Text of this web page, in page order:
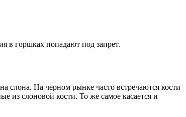
в горшках попадают под запрет.
слона. На черном рынке часто встречаются кости
из слоновой кости. То же самое касается и